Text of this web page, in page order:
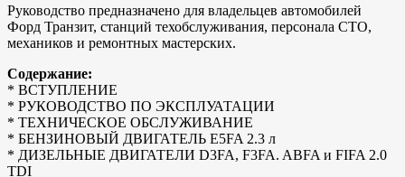
Руководство предназначено для владельцев автомобилей
Форд Транзит, станций техобслуживания, персонала СТО,
механиков и ремонтных мастерских.
Содержание:
* ВСТУПЛЕНИЕ
* РУКОВОДСТВО ПО ЭКСПЛУАТАЦИИ
* ТЕХНИЧЕСКОЕ ОБСЛУЖИВАНИЕ
* БЕНЗИНОВЫЙ ДВИГАТЕЛЬ E5FA 2.3 л
* ДИЗЕЛЬНЫЕ ДВИГАТЕЛИ D3FA, F3FA. ABFA и FIFA 2.0
TDI